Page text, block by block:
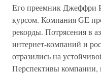
Его преемник Джеффри
курсом. Компания GE
рекорды. Потрясения в
интернет-компаний и
отразились на
Перспективы компании,